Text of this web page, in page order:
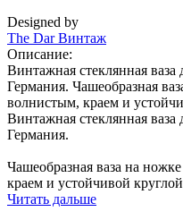
Designed by
The Dar Винтаж
Описание:
Винтажная стеклянная
Германия. Чашеобразная
волнистым, краем и
Винтажная стеклянная
Германия.
Чашеобразная ваза на
краем и устойчивой
Читать дальше